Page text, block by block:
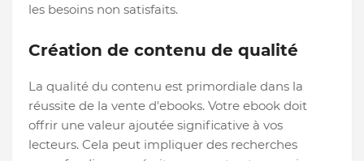
les besoins non satisfaits.
Création de contenu de qualité
La qualité du contenu est primordiale dans la
réussite de la vente d'ebooks. Votre ebook doit
offrir une valeur ajoutée significative à vos
lecteurs. Cela peut impliquer des recherches